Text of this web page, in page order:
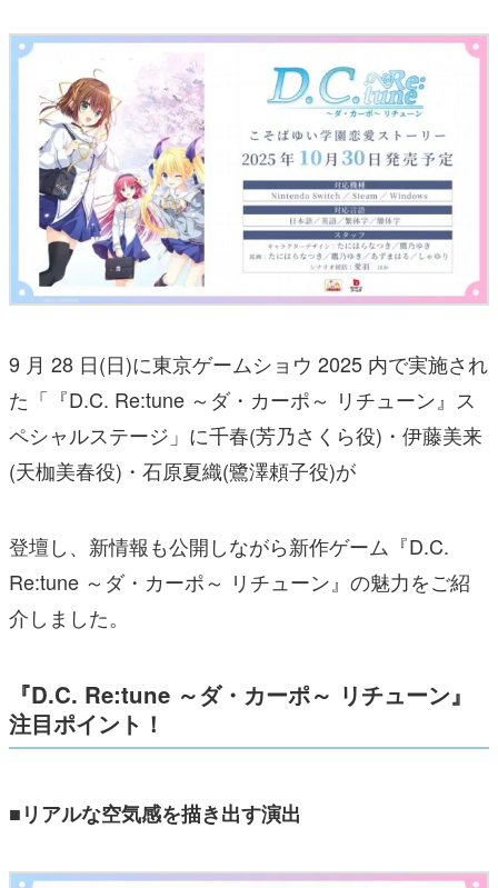
9 月 28 日(日)に東京ゲームショウ 2025 内で実施され
た「『D.C. Re:tune ～ダ・カーポ～ リチューン』ス
ペシャルステージ」に千春(芳乃さくら役)・伊藤美来
(天枷美春役)・石原夏織(鷺澤頼子役)が
登壇し、新情報も公開しながら新作ゲーム『D.C.
Re:tune ～ダ・カーポ～ リチューン』の魅力をご紹
介しました。
『D.C. Re:tune ～ダ・カーポ～ リチューン』
注目ポイント！
■リアルな空気感を描き出す演出